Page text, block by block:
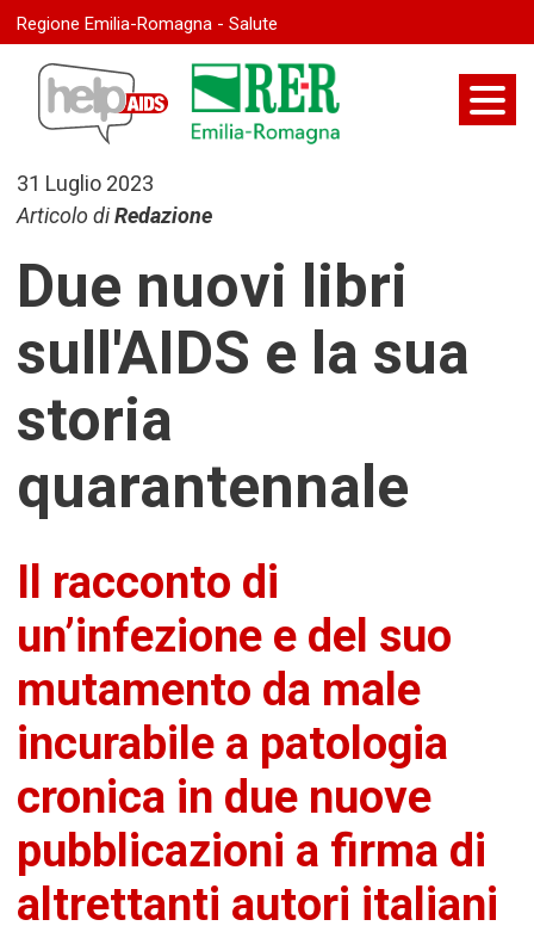
Regione Emilia-Romagna - Salute
31 Luglio 2023
Articolo diRedazione
Due nuovi libri
sull'AIDS e la sua
storia
quarantennale
Il racconto di
un’infezione e del suo
mutamento da male
incurabile a patologia
cronica in due nuove
pubblicazioni a firma di
altrettanti autori italiani